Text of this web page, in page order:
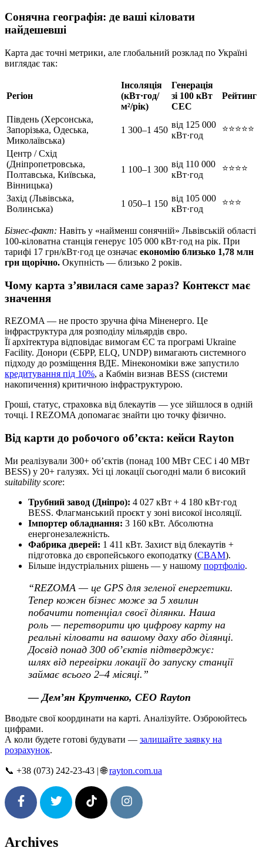
Сонячна географія: де ваші кіловати
найдешевші
Карта дає точні метрики, але глобальний розклад по Україні
виглядає так:
Регіон
Інсоляція
(кВт·год/
м²/рік)
Генерація
зі 100 кВт
СЕС
Рейтинг
Південь (Херсонська,
Запорізька, Одеська,
Миколаївська)
1 300–1 450
від 125 000
кВт·год
⭐⭐⭐⭐⭐
Центр / Схід
(Дніпропетровська,
Полтавська, Київська,
Вінницька)
1 100–1 300
від 110 000
кВт·год
⭐⭐⭐⭐
Захід (Львівська,
Волинська)
1 050–1 150
від 105 000
кВт·год
⭐⭐⭐
Бізнес-факт: Навіть у «найменш сонячній» Львівській області
100-кіловатна станція генерує 105 000 кВт·год на рік. При
тарифі 17 грн/кВт·год це означає економію близько 1,78 млн
грн щорічно. Окупність — близько 2 років.
Чому карта з’явилася саме зараз? Контекст має
значення
REZOMA — не просто зручна фіча Міненерго. Це
інфраструктура для розподілу мільярдів євро.
Її архітектура відповідає вимогам ЄС та програмі Ukraine
Facility. Донори (ЄБРР, ELQ, UNDP) вимагають системного
підходу до розміщення ВДЕ. Мінекономіки вже запустило
кредитування під 10%, а Кабмін визнав BESS (системи
накопичення) критичною інфраструктурою.
Гроші, статус, страховка від блекаутів — усе зійшлося в одній
точці. І REZOMA допомагає знайти цю точку фізично.
Від карти до робочого об’єкта: кейси Rayton
Ми реалізували 300+ об’єктів (понад 100 МВт СЕС і 40 МВт
BESS) у 20+ галузях. Усі ці локації сьогодні мали б високий
suitability score:
Трубний завод (Дніпро): 4 027 кВт + 4 180 кВт·год
BESS. Флагманський проєкт у зоні високої інсоляції.
Імпортер обладнання: 3 160 кВт. Абсолютна
енергонезалежність.
Фабрика дверей: 1 411 кВт. Захист від блекаутів +
підготовка до європейського екоподатку (CBAM).
Більше індустріальних рішень — у нашому портфоліо.
“REZOMA — це GPS для зеленої енергетики.
Тепер кожен бізнес може за 5 хвилин
побачити потенціал своєї ділянки. Наша
роль — перетворити цю цифрову карту на
реальні кіловати на вашому даху або ділянці.
Досвід понад 300 об’єктів підтверджує:
шлях від перевірки локації до запуску станції
займає всього 2–4 місяці.”
— Дем’ян Крутченко, CEO Rayton
Вводьте свої координати на карті. Аналізуйте. Озброюйтесь
цифрами.
А коли будете готові будувати — залишайте заявку на
розрахунок.
📞 +38 (073) 242-23-43 | 🌐rayton.com.ua
Archives